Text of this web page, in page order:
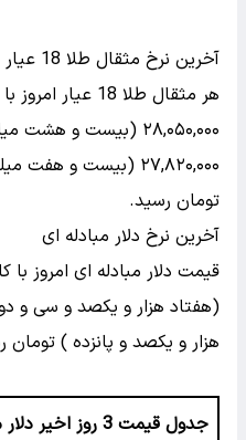
آخرین نرخ مثقال طلا 18 عیار
۲۸,۰۵۰,۰۰۰ (بیست و
۲۷,۸۲۰,۰۰۰ (بیست و
تومان رسید.
آخرین نرخ دلار مبادله ای
هزار و یکصد و پانزده ) تومان
جدول قیمت 3 روز اخیر دلار مبادله ای